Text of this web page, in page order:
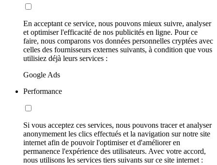
En acceptant ce service, nous pouvons mieux suivre, analyser
et optimiser l'efficacité de nos publicités en ligne. Pour ce
faire, nous comparons vos données personnelles cryptées avec
celles des fournisseurs externes suivants, à condition que vous
utilisiez déjà leurs services :
Google Ads
Performance
Si vous acceptez ces services, nous pouvons tracer et analyser
anonymement les clics effectués et la navigation sur notre site
internet afin de pouvoir l'optimiser et d'améliorer en
permanence l'expérience des utilisateurs. Avec votre accord,
nous utilisons les services tiers suivants sur ce site internet :